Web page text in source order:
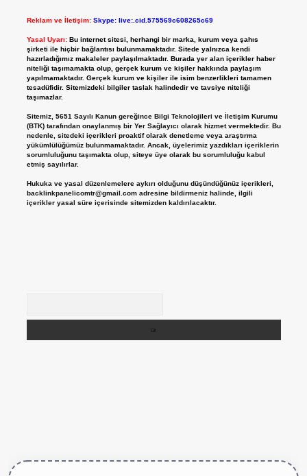
Reklam ve İletişim: Skype: live:.cid.575569c608265c69
Yasal Uyarı: Bu internet sitesi, herhangi bir marka, kurum veya şahıs
şirketi ile hiçbir bağlantısı bulunmamaktadır. Sitede yalnızca kendi
hazırladığımız makaleler paylaşılmaktadır. Burada yer alan içerikler haber
niteliği taşımamakta olup, gerçek kurum ve kişiler hakkında paylaşım
yapılmamaktadır. Gerçek kurum ve kişiler ile isim benzerlikleri tamamen
tesadüfidir. Sitemizdeki bilgiler taslak halindedir ve tavsiye niteliği
taşımazlar.
Sitemiz, 5651 Sayılı Kanun gereğince Bilgi Teknolojileri ve İletişim Kurumu
(BTK) tarafından onaylanmış bir Yer Sağlayıcı olarak hizmet vermektedir. Bu
nedenle, sitedeki içerikleri proaktif olarak denetleme veya araştırma
yükümlülüğümüz bulunmamaktadır. Ancak, üyelerimiz yazdıkları içeriklerin
sorumluluğunu taşımakta olup, siteye üye olarak bu sorumluluğu kabul
etmiş sayılırlar.
Hukuka ve yasal düzenlemelere aykırı olduğunu düşündüğünüz içerikleri,
backlinkpanelicomtr@gmail.comadresine bildirmeniz halinde, ilgili
içerikler yasal süre içerisinde sitemizden kaldırılacaktır.